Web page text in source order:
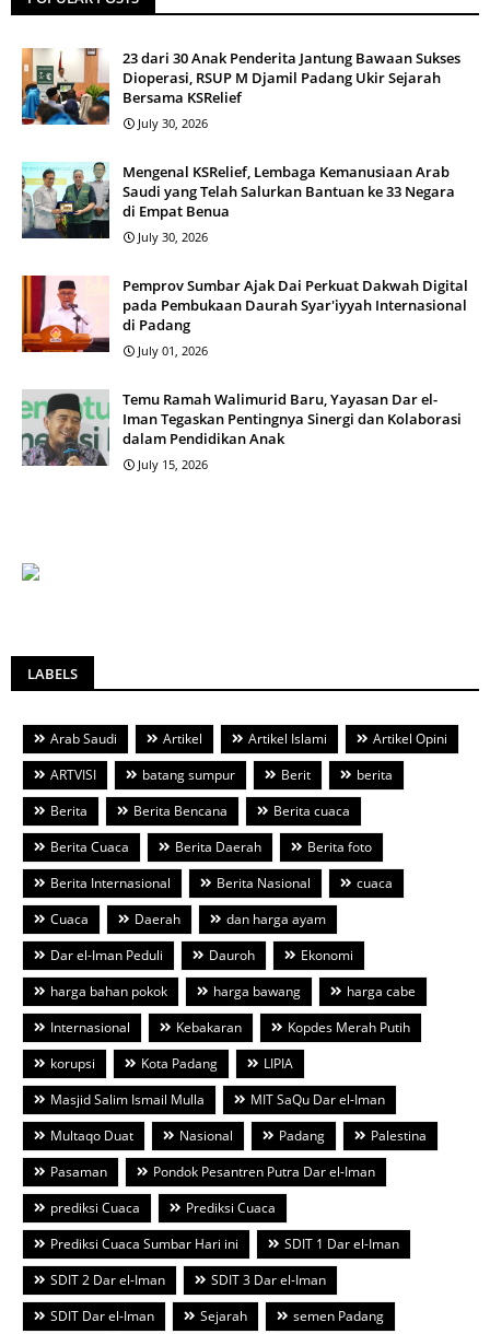
23 dari 30 Anak Penderita Jantung Bawaan Sukses
Dioperasi, RSUP M Djamil Padang Ukir Sejarah
Bersama KSRelief
July 30, 2026
Mengenal KSRelief, Lembaga Kemanusiaan Arab
Saudi yang Telah Salurkan Bantuan ke 33 Negara
di Empat Benua
July 30, 2026
Pemprov Sumbar Ajak Dai Perkuat Dakwah Digital
pada Pembukaan Daurah Syar'iyyah Internasional
di Padang
July 01, 2026
Temu Ramah Walimurid Baru, Yayasan Dar el-
Iman Tegaskan Pentingnya Sinergi dan Kolaborasi
dalam Pendidikan Anak
July 15, 2026
LABELS
Arab Saudi Artikel Artikel Islami
Artikel Opini
ARTVISI
batang sumpur Berit
berita
Berita
Berita Bencana
Berita cuaca
Berita Cuaca
Berita Daerah
Berita foto
Berita Internasional
Berita Nasional
cuaca
Cuaca
Daerah
dan harga ayam
Dar el-Iman Peduli
Dauroh
Ekonomi
harga bahan pokok
harga bawang
harga cabe
Internasional
Kebakaran
Kopdes Merah Putih
korupsi
Kota Padang
LIPIA
Masjid Salim Ismail Mulla
MIT SaQu Dar el-Iman
Multaqo Duat
Nasional Padang
Palestina
Pasaman
Pondok Pesantren Putra Dar el-Iman
prediksi Cuaca
Prediksi Cuaca
Prediksi Cuaca Sumbar Hari ini
SDIT 1 Dar el-Iman
SDIT 2 Dar el-Iman
SDIT 3 Dar el-Iman
SDIT Dar el-Iman
Sejarah
semen Padang